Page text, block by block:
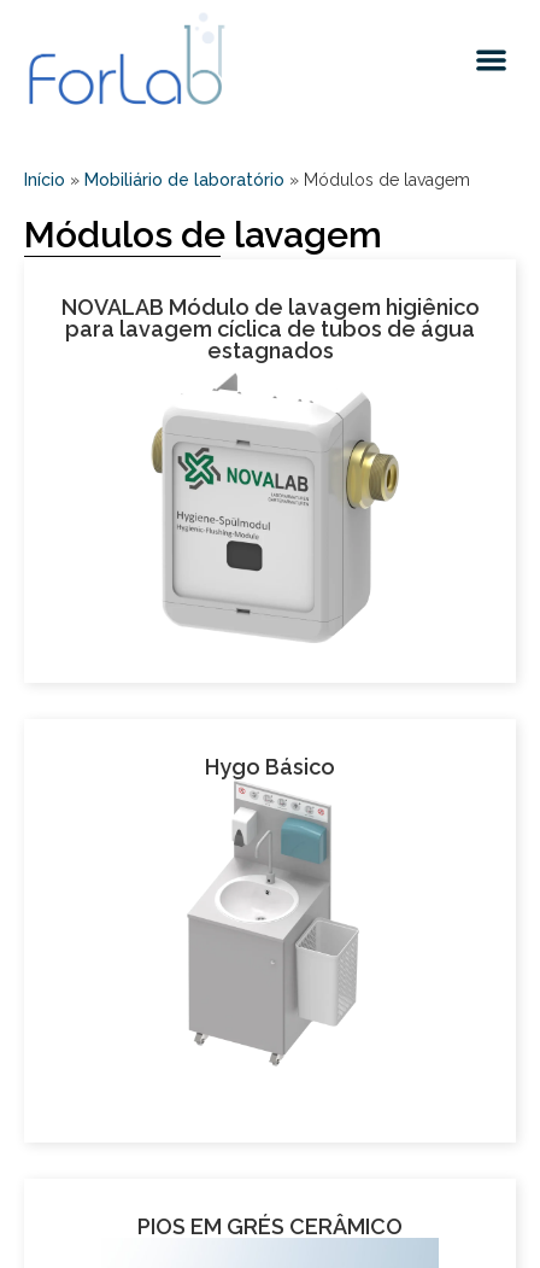
Início » Mobiliário de laboratório » Módulos de lavagem
Módulos de lavagem
NOVALAB Módulo de lavagem higiênico
para lavagem cíclica de tubos de água
estagnados
Hygo Básico
PIOS EM GRÉS CERÂMICO